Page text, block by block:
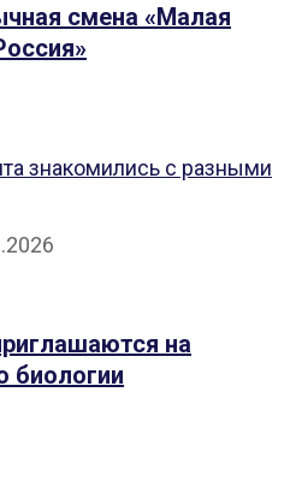
смена «Малая
знакомились с разными
на
биологии